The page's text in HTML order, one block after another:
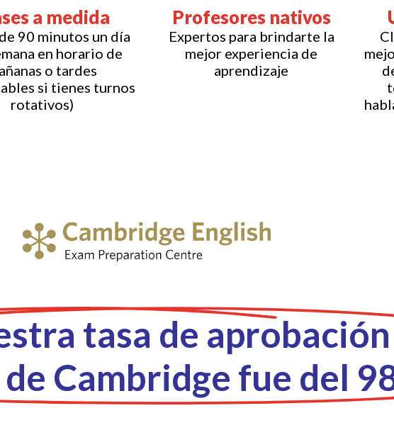
a medida
90 minutos un día
en horario de
o tardes
si tienes turnos
rotativos)
Profesores nativos
Expertos para brindarte la
mejor experiencia de
aprendizaje
tasa de
Cambridge fue del